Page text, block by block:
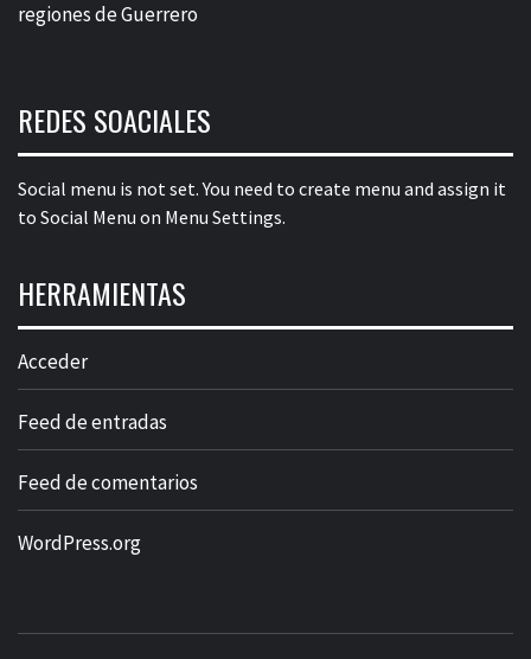
regiones de Guerrero
REDES SOACIALES
Social menu is not set. You need to create menu and assign it
to Social Menu on Menu Settings.
HERRAMIENTAS
Acceder
Feed de entradas
Feed de comentarios
WordPress.org